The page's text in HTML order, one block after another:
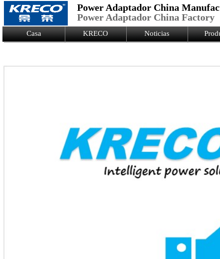
Logo Picture
Power Adaptador China
Power Adaptador China Factory
Casa KRECO Noticias